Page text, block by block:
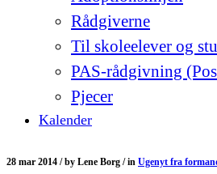
Rådgiverne
Til skoleelever og
PAS-rådgivning
Pjecer
Kalender
28 mar 2014 /by Lene Borg /in Ugenyt fra